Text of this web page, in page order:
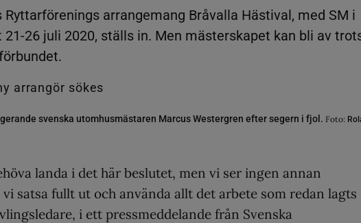
Ryttarförenings arrangemang Bråvalla Hästival, med SM i
21-26 juli 2020, ställs in. Men mästerskapet kan bli av
svenska utomhusmästaren Marcus Westergren efter segern i fjol. Foto:
landa i det här beslutet, men vi ser ingen annan
satsa fullt ut och använda allt det arbete som redan lagts
i ett pressmeddelande från Svenska